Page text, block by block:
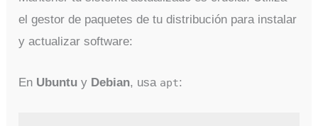
el gestor de paquetes de tu distribución para instalar
y actualizar software:
En Ubuntu y Debian, usa apt: